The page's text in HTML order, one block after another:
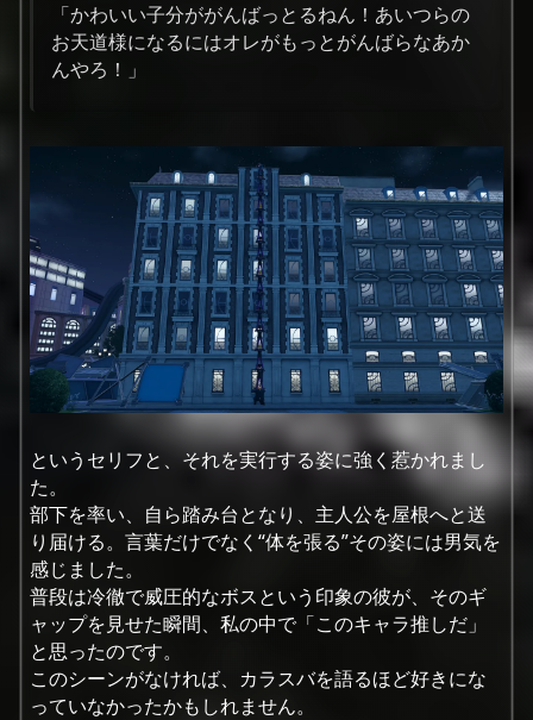
「かわいい子分ががんばっとるねん！あいつらの
お天道様になるにはオレがもっとがんばらなあか
んやろ！」
というセリフと、それを実行する姿に強く惹かれまし
た。
部下を率い、自ら踏み台となり、主人公を屋根へと送
り届ける。言葉だけでなく“体を張る”その姿には男気を
感じました。
普段は冷徹で威圧的なボスという印象の彼が、そのギ
ャップを見せた瞬間、私の中で「このキャラ推しだ」
と思ったのです。
このシーンがなければ、カラスバを語るほど好きにな
っていなかったかもしれません。